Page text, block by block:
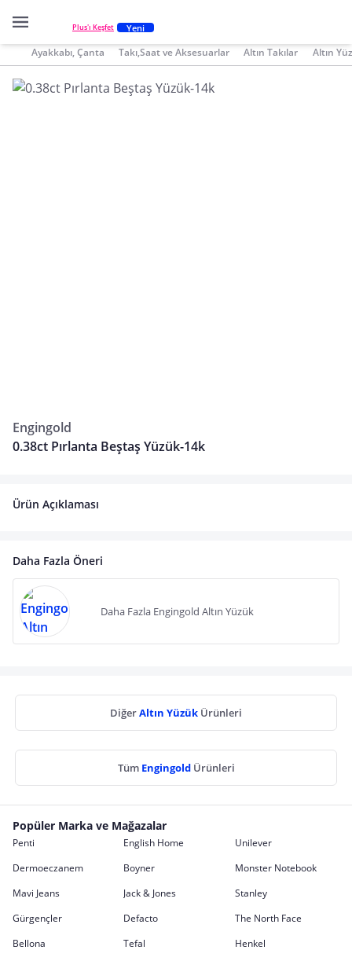
Plus'ı Keşfet Yeni
Ayakkabı, Çanta Takı,Saat ve Aksesuarlar Altın Takılar Altın
Engingold
0.38ct Pırlanta Beştaş Yüzük-14k
Ürün Açıklaması
Daha Fazla Öneri
Daha Fazla Engingold Altın Yüzük
DiğerAltın Yüzük Ürünleri
Tüm Engingold Ürünleri
Popüler Marka ve Mağazalar
Penti English Home
Unilever
Dermoeczanem
Boyner
Monster Notebook
Mavi Jeans
Jack & Jones
Stanley
Gürgençler
Defacto
The North Face
Bellona
Tefal
Henkel